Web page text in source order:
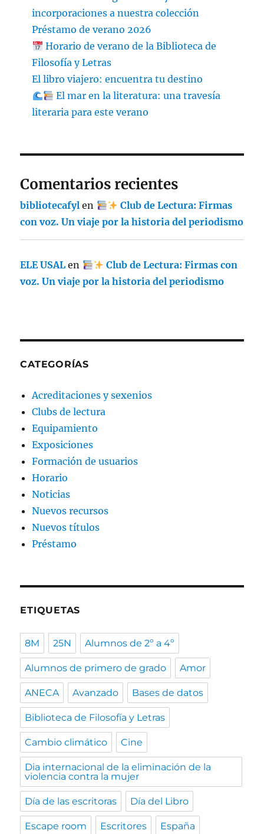
incorporaciones a nuestra colección
Préstamo de verano 2026
Horario de verano de la Biblioteca de
Filosofía y Letras
El libro viajero: encuentra tu destino
El mar en la literatura: una travesía
literaria para este verano
Comentarios recientes
bibliotecafyl en
Club de Lectura: Firmas
con voz. Un viaje por la historia del periodismo
ELE USAL en
Club de Lectura: Firmas con
voz. Un viaje por la historia del periodismo
CATEGORÍAS
Acreditaciones y sexenios
Clubs de lectura
Equipamiento
Exposiciones
Formación de usuarios
Horario
Noticias
Nuevos recursos
Nuevos títulos
Préstamo
ETIQUETAS
8M 25N Alumnos de 2º a 4º
Alumnos de primero de grado Amor
ANECA Avanzado Bases de datos
Biblioteca de Filosofía y Letras
Cambio climático Cine
Dia internacional de la eliminación de la
violencia contra la mujer
Día de las escritoras Día del Libro
Escape room Escritores España